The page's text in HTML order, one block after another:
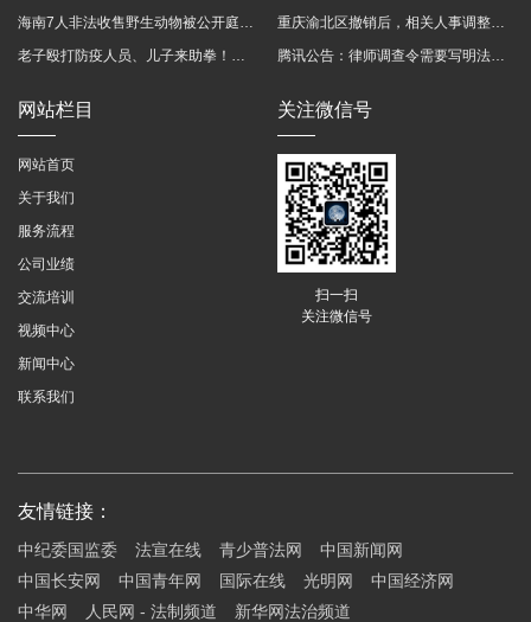
海南7人非法收售野生动物被公开庭审 涉案金额2100多万
老子殴打防疫人员、儿子来助拳！均被判刑
重庆渝北区撤销后，相关人事调整再披露
腾讯公告：律师调查令需要写明法官手机号，2025年12月31日后施行
网站栏目
网站首页
关于我们
服务流程
公司业绩
交流培训
视频中心
新闻中心
联系我们
关注微信号
扫一扫
关注微信号
友情链接：
中纪委国监委 法宣在线 青少普法网
中国新闻网
中国长安网
中国青年网 国际在线 光明网
中国经济网
中华网
人民网 - 法制频道 新华网法治频道